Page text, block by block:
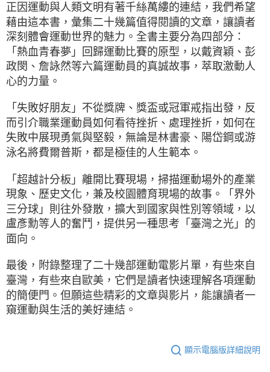
正因運動與人類文明有著千絲萬縷的連結，我們希望
藉由這本書，彙集二十幾篇值得閱讀的文章，讓讀者
深刻體會運動世界的魅力。全書主要分為四部分：
「熱血青春夢」回歸運動比賽的原型，以戴資穎、彭
政閔、詹詠然等六篇運動員的真誠故事，萃取激動人
心的力量。
「失敗好朋友」不從獎牌、獎盃或冠軍戒指出發，反
而引介職業運動員如何看待挫折、處理挫折，如何在
失敗中展現勇氣與堅毅，無論是林書豪、陽岱鋼或游
泳名將費爾普斯，都是極佳的人生範本。
「超越計分板」離開比賽現場，掃描運動場外的產業
現象、歷史文化，兼及校園體育現場的故事。「界外
三分球」則往外發散，擴大到國家與性別等領域，以
盧彥勳等人的奮鬥，提供另一種思考「臺灣之光」的
面向。
最後，附錄整理了二十幾部運動電影片單，有些來自
臺灣，有些來自歐美，它們是讀者快速理解各項運動
的簡便門。但願這些精彩的文章與影片，能讓讀者一
窺運動與生活的美好連結。
顯示電腦版詳細說明